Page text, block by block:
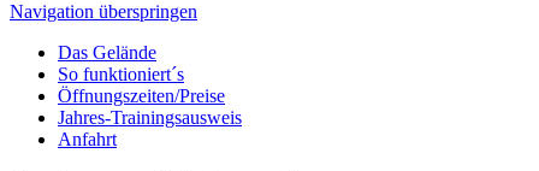
Navigation überspringen
Das Gelände
So funktioniert´s
Öffnungszeiten/Preise
Jahres-Trainingsausweis
Anfahrt